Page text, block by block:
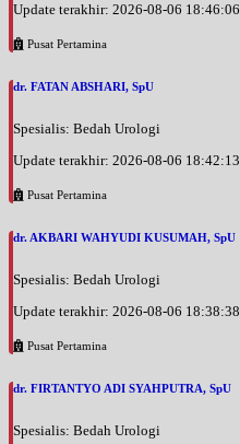
Update terakhir: 2026-08-06 18:46:06
Pusat Pertamina
dr. FATAN ABSHARI, SpU
Spesialis: Bedah Urologi
Update terakhir: 2026-08-06 18:42:13
Pusat Pertamina
dr. AKBARI WAHYUDI KUSUMAH, SpU
Spesialis: Bedah Urologi
Update terakhir: 2026-08-06 18:38:38
Pusat Pertamina
dr. FIRTANTYO ADI SYAHPUTRA, SpU
Spesialis: Bedah Urologi